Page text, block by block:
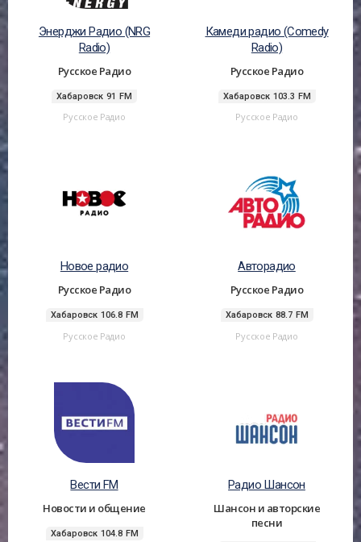
Энерджи Радио (NRG
Radio)
Русское Радио
Хабаровск 91 FM
Русское Радио
Камеди радио (Comedy
Radio)
Русское Радио
Хабаровск 103.3 FM
Русское Радио
Новое радио
Русское Радио
Хабаровск 106.8 FM
Русское Радио
Авторадио
Русское Радио
Хабаровск 88.7 FM
Русское Радио
Вести FM
Новости и общение
Хабаровск 104.8 FM
Радио Шансон
Шансон и авторские
песни